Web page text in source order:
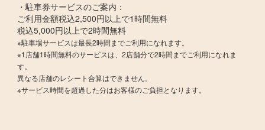
・駐車券サービスのご案内：
ご利用金額税込2,500円以上で1時間無料
税込5,000円以上で2時間無料
※駐車場サービスは最長2時間までご利用になれます。
※1店舗1時間無料のサービスは、2店舗分で2時間までご利用になれま
す。
異なる店舗のレシート合算はできません。
※サービス時間を超過した分はお客様のご負担となります。​​​​​​​